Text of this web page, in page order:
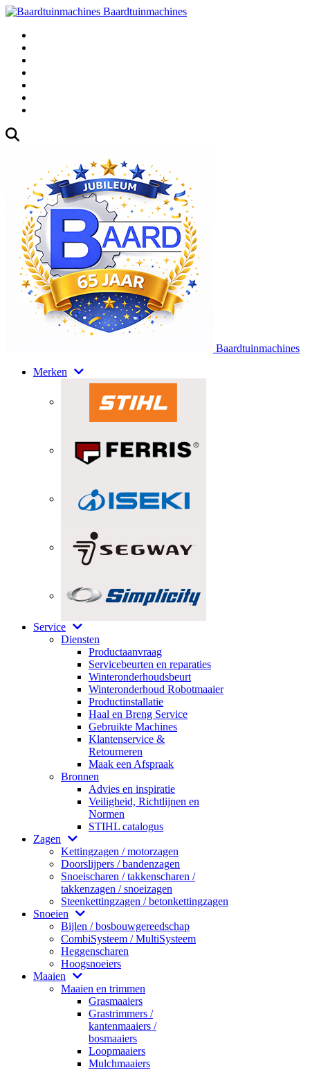
Baardtuinmachines
Baardtuinmachines
Merken
Service
Diensten
Productaanvraag
Servicebeurten en reparaties
Winteronderhoudsbeurt
Winteronderhoud Robotmaaier
Productinstallatie
Haal en Breng Service
Gebruikte Machines
Klantenservice &
Retourneren
Maak een Afspraak
Bronnen
Advies en inspiratie
Veiligheid, Richtlijnen en
Normen
STIHL catalogus
Zagen
Kettingzagen / motorzagen
Doorslijpers / bandenzagen
Snoeischaren / takkenscharen /
takkenzagen / snoeizagen
Steenkettingzagen / betonkettingzagen
Snoeien
Bijlen / bosbouwgereedschap
CombiSysteem / MultiSysteem
Heggenscharen
Hoogsnoeiers
Maaien
Maaien en trimmen
Grasmaaiers
Grastrimmers /
kantenmaaiers /
bosmaaiers
Loopmaaiers
Mulchmaaiers